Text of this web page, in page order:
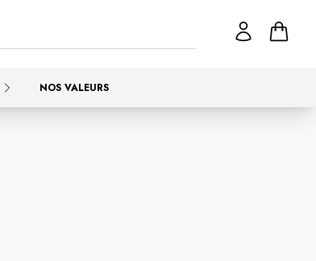
NOS VALEURS